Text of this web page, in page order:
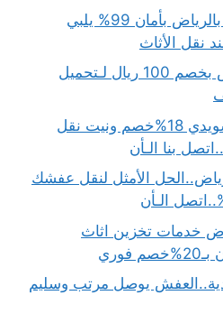
دينا تشيل اثاث مستعمل بالرياض بأمان 99% يلبي
دينه تحميل عفش الرياض بخصم 100 ريال لـتحميل
ونيت نقل عفش حي السويدي 18%خصم ونيت نقل
بنا الـأن
الأمثل لنقل عفشك
خدمات تخزين اثاث
يوصل مرتب وسليم